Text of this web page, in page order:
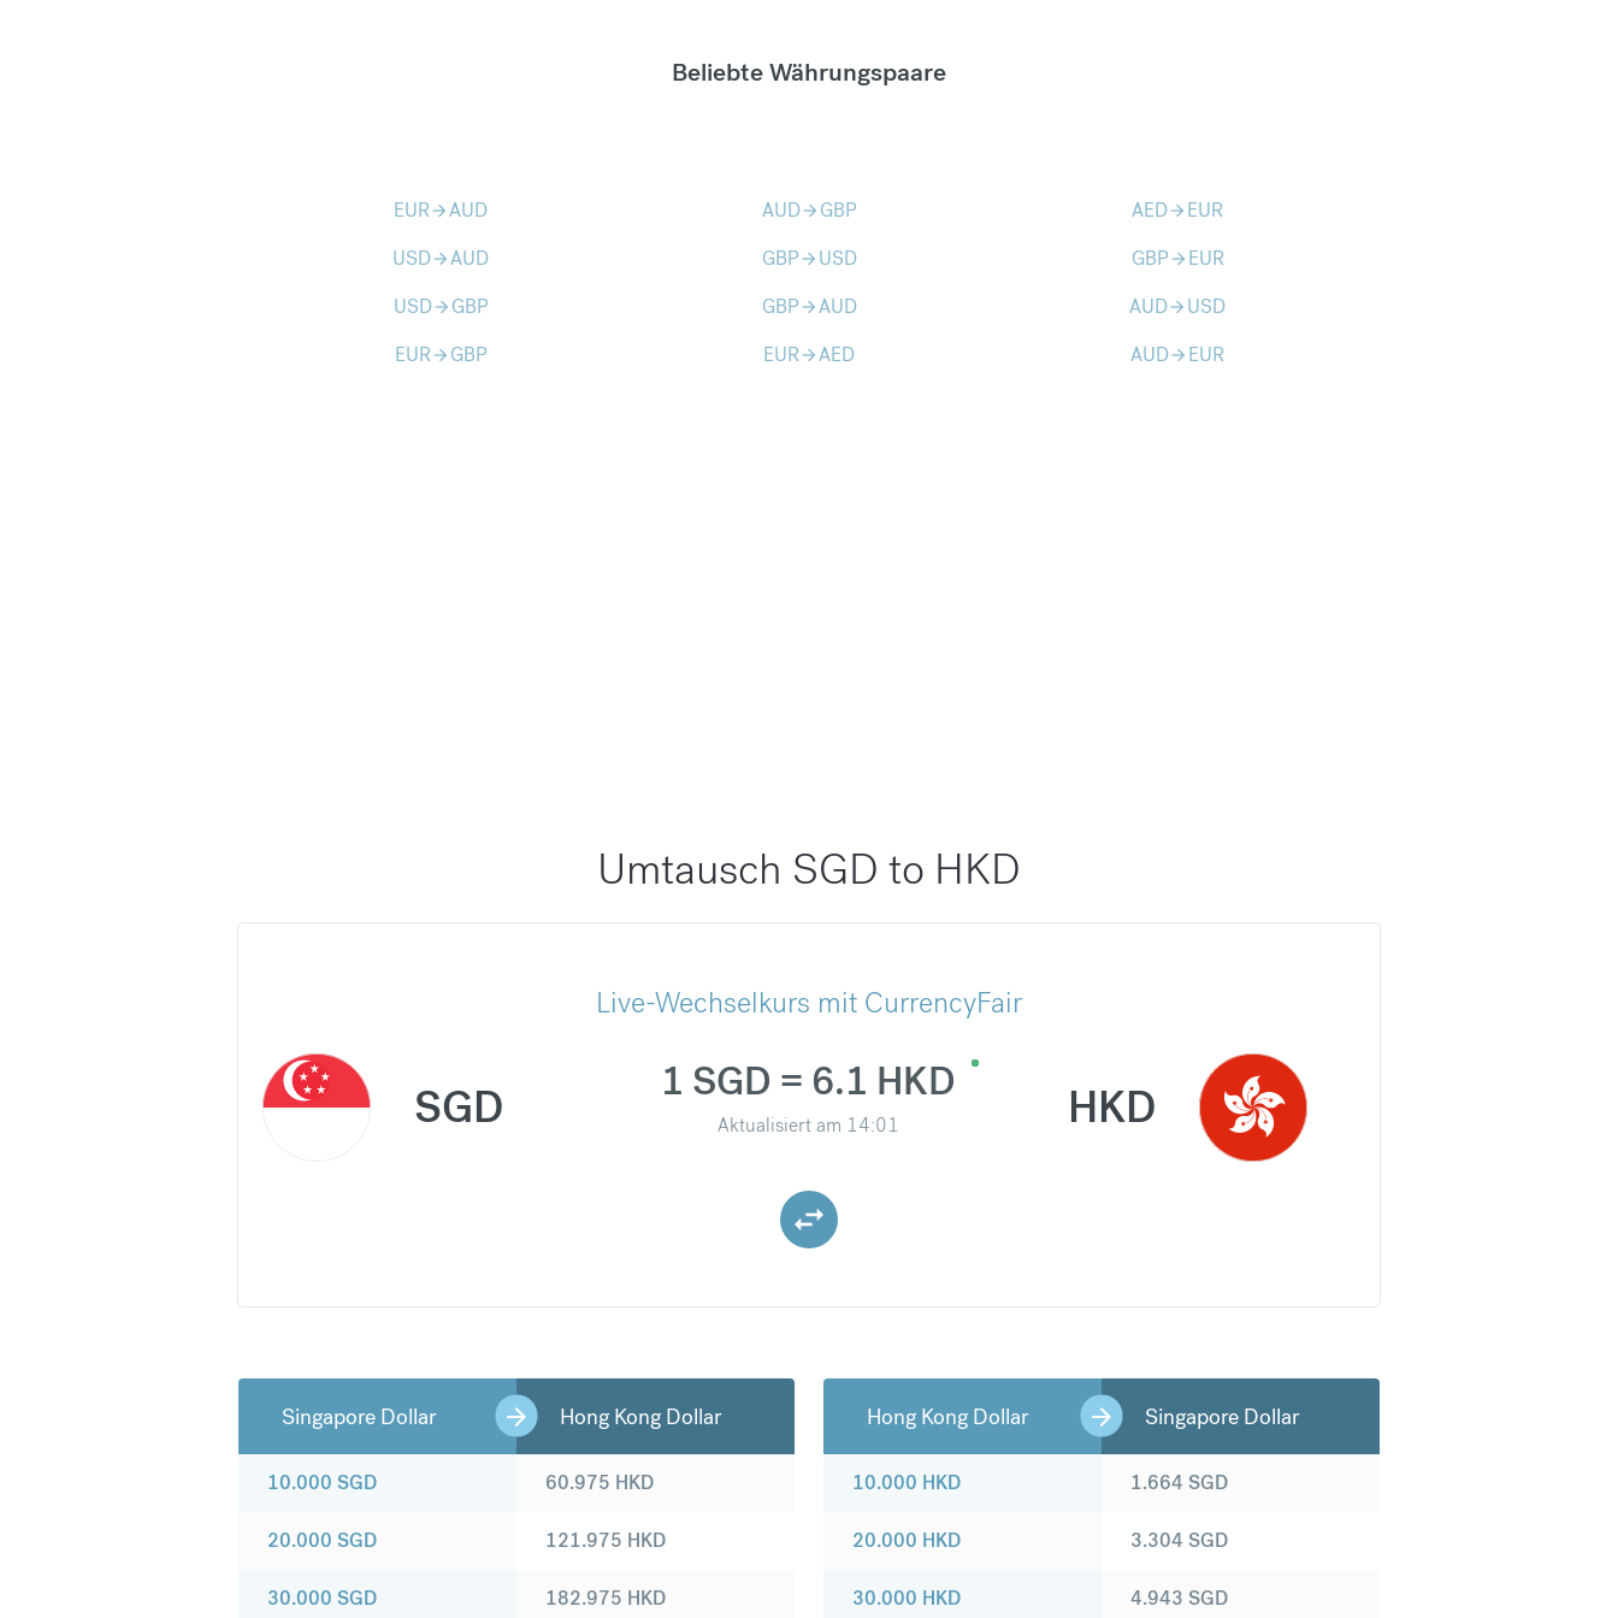
Beliebte Währungspaare
EURarrow_forwardAUD AUDarrow_forward GBP AEDarrow_forward EUR
USDarrow_forwardAUD GBParrow_forward USD GBParrow_forward EUR
USDarrow_forward GBP GBParrow_forwardAUD AUDarrow_forward USD
EURarrow_forward GBP EURarrow_forwardAED AUDarrow_forward EUR
Umtausch SGD to HKD
Live-Wechselkurs mit CurrencyFair
SGD 1 SGD = 6.1 HKD
Aktualisiert am 14:01 HKD
Singapore Dollar Hong Kong Dollar
10.000 SGD
20.000 SGD
30.000 SGD
60.975 HKD
121.975 HKD
182.975 HKD
Hong Kong Dollar Singapore Dollar
10.000 HKD
20.000 HKD
30.000 HKD
1.664 SGD
3.304 SGD
4.943 SGD